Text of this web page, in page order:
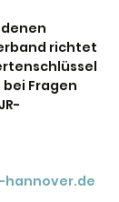
richtet
bei Fragen